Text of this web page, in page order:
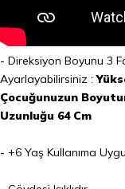
- Direksiyon Boyunu 3
Ayarlayabilirsiniz :
Çocuğunuzun
Uzunluğu 64 Cm
- +6 Yaş Kullanıma